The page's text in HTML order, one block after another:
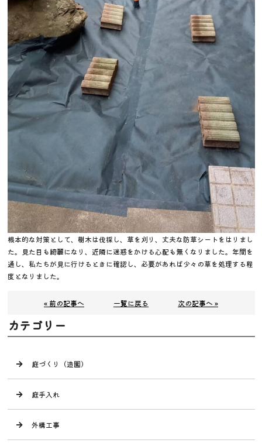
根本的な対策として、樹木は伐採し、草を刈り、丈夫な防草シートをはりまし
た。見た目も綺麗になり、近隣に迷惑をかける心配も無くなりました。年間を
通し、私たちが見に行けるときに確認し、必要があれば少々の草を処理する程
度となりました。
« 前の記事へ 一覧に戻る 次の記事へ »
カテゴリー
庭づくり（造園）
庭手入れ
外構工事